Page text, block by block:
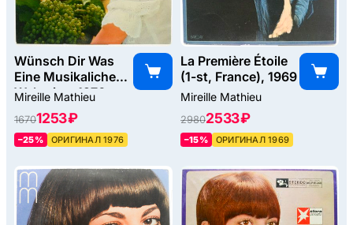
Wünsch Dir Was
Eine Musikaliche
Weltreise, 1976
Mireille Mathieu
16701253 ₽
–25% ОРИГИНАЛ 1976
La Première Étoile
(1-st, France), 1969
Mireille Mathieu
29802533 ₽
–15% ОРИГИНАЛ 1969